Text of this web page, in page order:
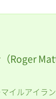
Roger
イルアイラ